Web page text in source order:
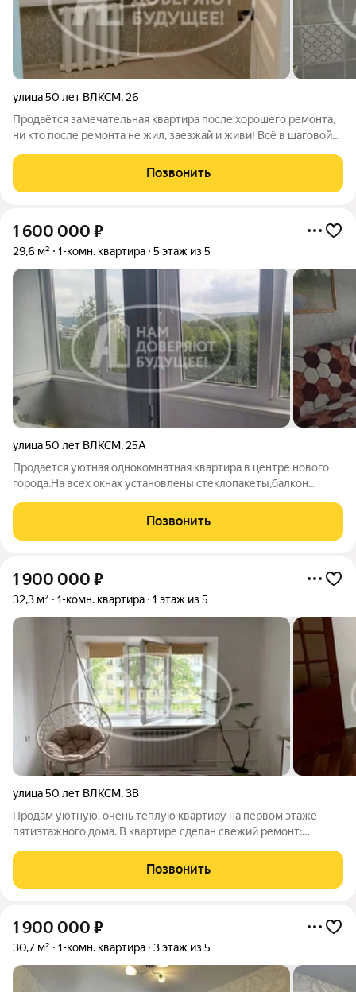
улица 50 лет ВЛКСМ, 26
Продаётся замечательная квартира после хорошего ремонта,
ни кто после ремонта не жил, заезжай и живи! Всё в шаговой
более 30 банков. После оформления предоставляем
гарантийный сертификат.
Позвонить
1 600 000 ₽
29,6 м² 1-комн. квартира 5 этаж из 5
улица 50 лет ВЛКСМ, 25А
Продается уютная однокомнатная квартира в центре нового
города.На всех окнах установлены стеклопакеты,балкон
новые межкомнатные двери.Есть приборы учета на воду и
газ.Отличное расположение,в
Позвонить
1 900 000 ₽
32,3 м² 1-комн. квартира 1 этаж из 5
улица 50 лет ВЛКСМ,3В
Продам уютную, очень теплую квартиру на первом этаже
пятиэтажного дома. В квартире сделан свежий ремонт:
стеклопакеты, туалет и ванная в кафеле. Квартира полностью
укомплектована мебелью и техникой.
Позвонить
1 900 000 ₽
30,7 м² 1-комн. квартира 3 этаж из 5